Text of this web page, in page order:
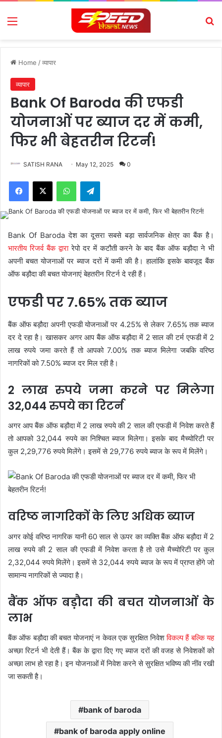
Menu
Home /व्यापार
व्यापार
Bank Of Baroda की एफडी
योजनाओं पर ब्याज दर में कमी,
फिर भी बेहतरीन रिटर्न!
SATISH RANA May 12, 2025 0
Facebook
X WhatsAppTelegram
Bank Of Baroda देश का दूसरा सबसे बड़ा सार्वजनिक क्षेत्र का बैंक है।
भारतीय रिजर्व बैंक द्वारारेपो दर में कटौती करने के बाद बैंक ऑफ बड़ौदा ने भी
अपनी बचत योजनाओं पर ब्याज दरों में कमी की है। हालांकि इसके बावजूद बैंक
ऑफ बड़ौदा की बचत योजनाएं बेहतरीन रिटर्न दे रही हैं।
एफडी पर 7.65% तक ब्याज
बैंक ऑफ बड़ौदा अपनी एफडी योजनाओं पर 4.25% से लेकर 7.65% तक ब्याज
दर दे रहा है। खासकर अगर आप बैंक ऑफ बड़ौदा में 2 साल की टर्म एफडी में 2
लाख रुपये जमा करते हैं तो आपको 7.00% तक ब्याज मिलेगा जबकि वरिष्ठ
नागरिकों को 7.50% ब्याज दर मिल रही है।
2 लाख रुपये जमा करने पर मिलेगा
32,044 रुपये का रिटर्न
अगर आप बैंक ऑफ बड़ौदा में 2 लाख रुपये की 2 साल की एफडी में निवेश करते हैं
तो आपको 32,044 रुपये का निश्चित ब्याज मिलेगा। इसके बाद मैच्योरिटी पर
कुल 2,29,776 रुपये मिलेंगे। इसमें से 29,776 रुपये ब्याज के रूप में मिलेंगे।
वरिष्ठ नागरिकों के लिए अधिक ब्याज
अगर कोई वरिष्ठ नागरिक यानी 60 साल से ऊपर का व्यक्ति बैंक ऑफ बड़ौदा में 2
लाख रुपये की 2 साल की एफडी में निवेश करता है तो उसे मैच्योरिटी पर कुल
2,32,044 रुपये मिलेंगे। इसमें से 32,044 रुपये ब्याज के रूप में प्राप्त होंगे जो
सामान्य नागरिकों से ज्यादा है।
बैंक ऑफ बड़ौदा की बचत योजनाओं के
लाभ
बैंक ऑफ बड़ौदा की बचत योजनाएं न केवल एक सुरक्षित निवेशविकल्प हैं बल्कि यह
अच्छा रिटर्न भी देती हैं। बैंक के द्वारा दिए गए ब्याज दरों की वजह से निवेशकों को
अच्छा लाभ हो रहा है। इन योजनाओं में निवेश करने से सुरक्षित भविष्य की नींव रखी
जा सकती है।
bank of baroda
bank of baroda apply online